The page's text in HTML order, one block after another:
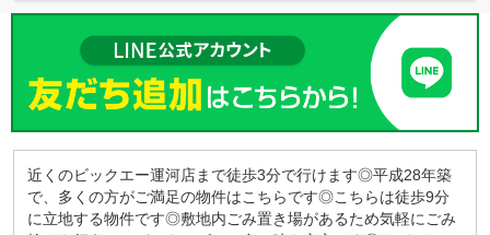
近くのビックエー運河店まで徒歩3分で行けます◎平成28年築
で、多くの方がご満足の物件はこちらです◎こちらは徒歩9分
に立地する物件です◎敷地内ごみ置き場があるため気軽にごみ